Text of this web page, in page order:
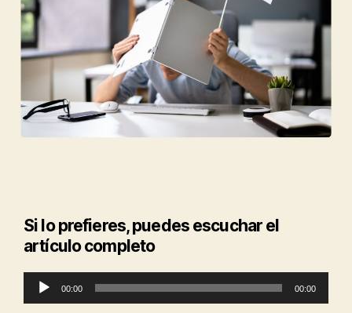
Si lo prefieres, puedes escuchar el
artículo completo
e
00:00 00:00